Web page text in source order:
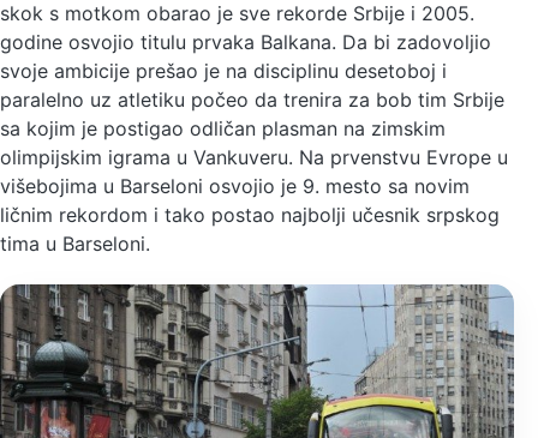
skok s motkom obarao je sve rekorde Srbije i 2005.
godine osvojio titulu prvaka Balkana. Da bi zadovoljio
svoje ambicije prešao je na disciplinu desetoboj i
paralelno uz atletiku počeo da trenira za bob tim Srbije
sa kojim je postigao odličan plasman na zimskim
olimpijskim igrama u Vankuveru. Na prvenstvu Evrope u
višebojima u Barseloni osvojio je 9. mesto sa novim
ličnim rekordom i tako postao najbolji učesnik srpskog
tima u Barseloni.